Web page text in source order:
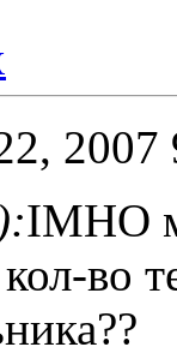
2007
IMHO
кол-во